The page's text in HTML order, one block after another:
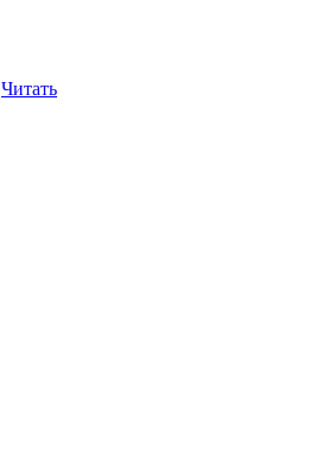
Читать